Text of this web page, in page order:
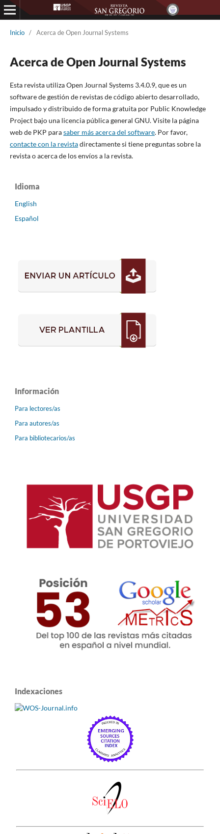
Inicio / Acerca de Open Journal Systems
Acerca de Open Journal Systems
Esta revista utiliza Open Journal Systems 3.4.0.9, que es un
software de gestión de revistas de código abierto desarrollado,
impulsado y distribuido de forma gratuita por Public Knowledge
Project bajo una licencia pública general GNU. Visite la página
web de PKP parasaber más acerca del software. Por favor,
contacte con la revistadirectamente si tiene preguntas sobre la
revista o acerca de los envíos a la revista.
Idioma
English
Español
Información
Para lectores/as
Para autores/as
Para bibliotecarios/as
Indexaciones